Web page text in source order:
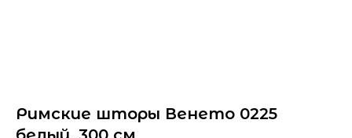
Римские шторы Венето 0225